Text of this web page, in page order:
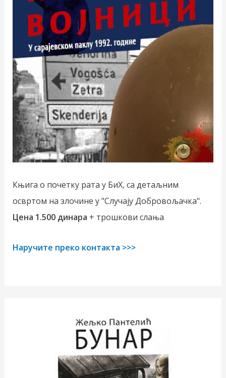
Књига о почетку рата у БиХ, са детаљним
освртом на злочине у "Случају Добровољачка".
Цена 1.500 динара + трошкови слања
Наручите преко контакта >>>